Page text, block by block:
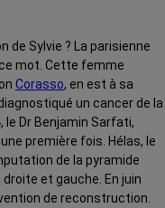
de Sylvie ? La parisienne
mot. Cette femme
Corasso, en est à sa
un cancer de la
le Dr Benjamin Sarfati,
première fois. Hélas, le
de la pyramide
et gauche. En juin
de reconstruction.